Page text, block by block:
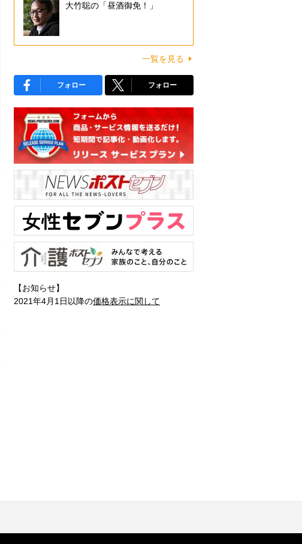
大竹聡の「昼酒御免！」
一覧を見る
フォロー フォロー
【お知らせ】
2021年4月1日以降の価格表示に関して